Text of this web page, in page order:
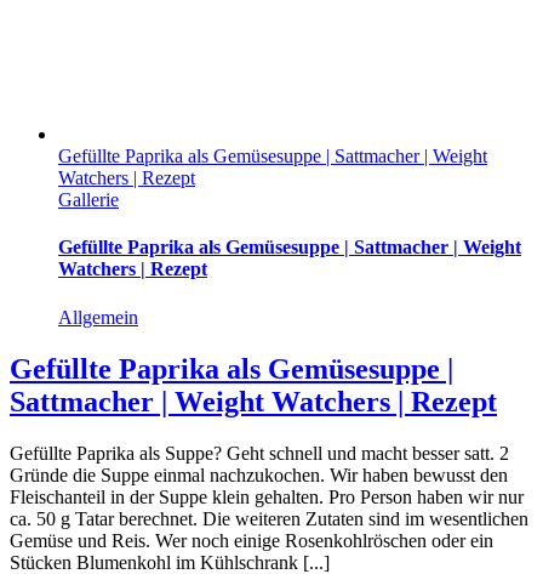
Gefüllte Paprika als Gemüsesuppe | Sattmacher | Weight
Watchers | Rezept
Gallerie
Gefüllte Paprika als Gemüsesuppe | Sattmacher | Weight
Watchers | Rezept
Allgemein
Gefüllte Paprika als Gemüsesuppe |
Sattmacher | Weight Watchers | Rezept
Gefüllte Paprika als Suppe? Geht schnell und macht besser satt. 2
Gründe die Suppe einmal nachzukochen. Wir haben bewusst den
Fleischanteil in der Suppe klein gehalten. Pro Person haben wir nur
ca. 50 g Tatar berechnet. Die weiteren Zutaten sind im wesentlichen
Gemüse und Reis. Wer noch einige Rosenkohlröschen oder ein
Stücken Blumenkohl im Kühlschrank [...]